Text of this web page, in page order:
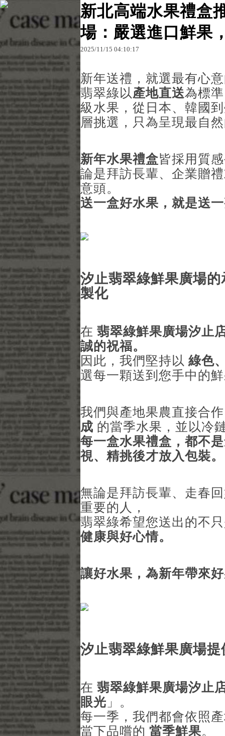
原文網址：http://blog.udn.com/t14gpvs71502/
新北高端水果禮盒
場：嚴選進口鮮果
2025/11/15 04:10:17
新年送禮，就選最有心
翡翠綠以產地直送為標
級水果，從日本、韓國
層挑選，只為呈現最自
新年水果禮盒皆採用質
論是拜訪長輩、企業贈
意頭。
送一盒好水果，就是送
汐止翡翠綠鮮果廣場
製化
在 翡翠綠鮮果廣場汐止
誠的祝福。
因此，我們堅持以 綠色
選每一顆送到您手中的
我們與產地果農直接合
成 的當季水果，並以冷
每一盒水果禮盒，都不
視、精挑後才放入包裝。
無論是拜訪長輩、走春
重要的人，
翡翠綠希望您送出的不
健康與好心情。
讓好水果，為新年帶來
汐止翡翠綠鮮果廣場
在 翡翠綠鮮果廣場汐止
眼光 」。
每一季，我們都會依照
當下品嚐的 當季鮮果。